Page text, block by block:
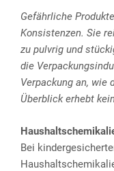
Gefährliche
Konsistenzen. Sie
zu pulvrig und
die
Verpackung an, wie
Überblick erhebt
Bei